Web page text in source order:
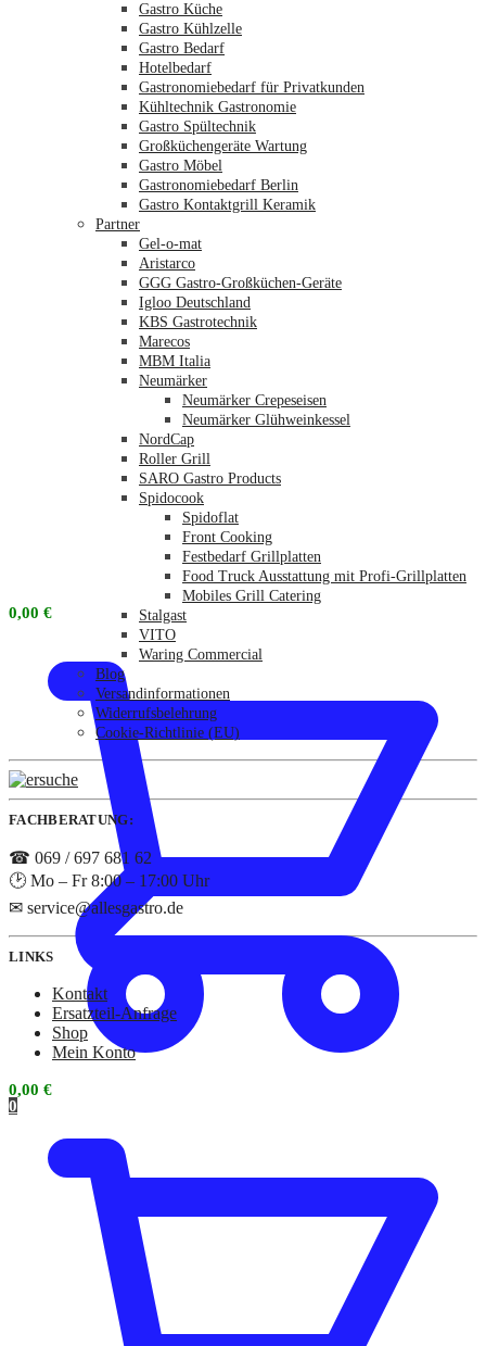
0,00 €
0
Gastro Küche
Gastro Kühlzelle
Gastro Bedarf
Hotelbedarf
Gastronomiebedarf für Privatkunden
Kühltechnik Gastronomie
Gastro Spültechnik
Großküchengeräte Wartung
Gastro Möbel
Gastronomiebedarf Berlin
Gastro Kontaktgrill Keramik
Partner
Gel-o-mat
Aristarco
GGG Gastro-Großküchen-Geräte
Igloo Deutschland
KBS Gastrotechnik
Marecos
MBM Italia
Neumärker
Neumärker Crepeseisen
Neumärker Glühweinkessel
NordCap
Roller Grill
SARO Gastro Products
Spidocook
Spidoflat
Front Cooking
Festbedarf Grillplatten
Food Truck Ausstattung mit Profi-Grillplatten
Mobiles Grill Catering
Stalgast
VITO
Waring Commercial
Blog
Versandinformationen
Widerrufsbelehrung
Cookie-Richtlinie (EU)
FACHBERATUNG:
☎ 069 / 697 681 62
🕑 Mo – Fr 8:00 – 17:00 Uhr
✉ service@allesgastro.de
LINKS
Kontakt
Ersatzteil-Anfrage
Shop
Mein Konto
0,00 €